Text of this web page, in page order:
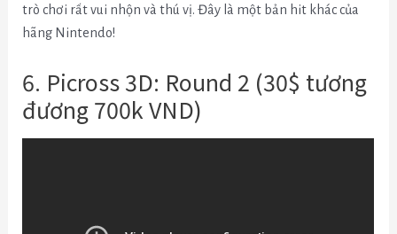
trò chơi rất vui nhộn và thú vị. Đây là một bản hit khác của
hãng Nintendo!
6. Picross 3D: Round 2 (30$ tương
đương 700k VND)